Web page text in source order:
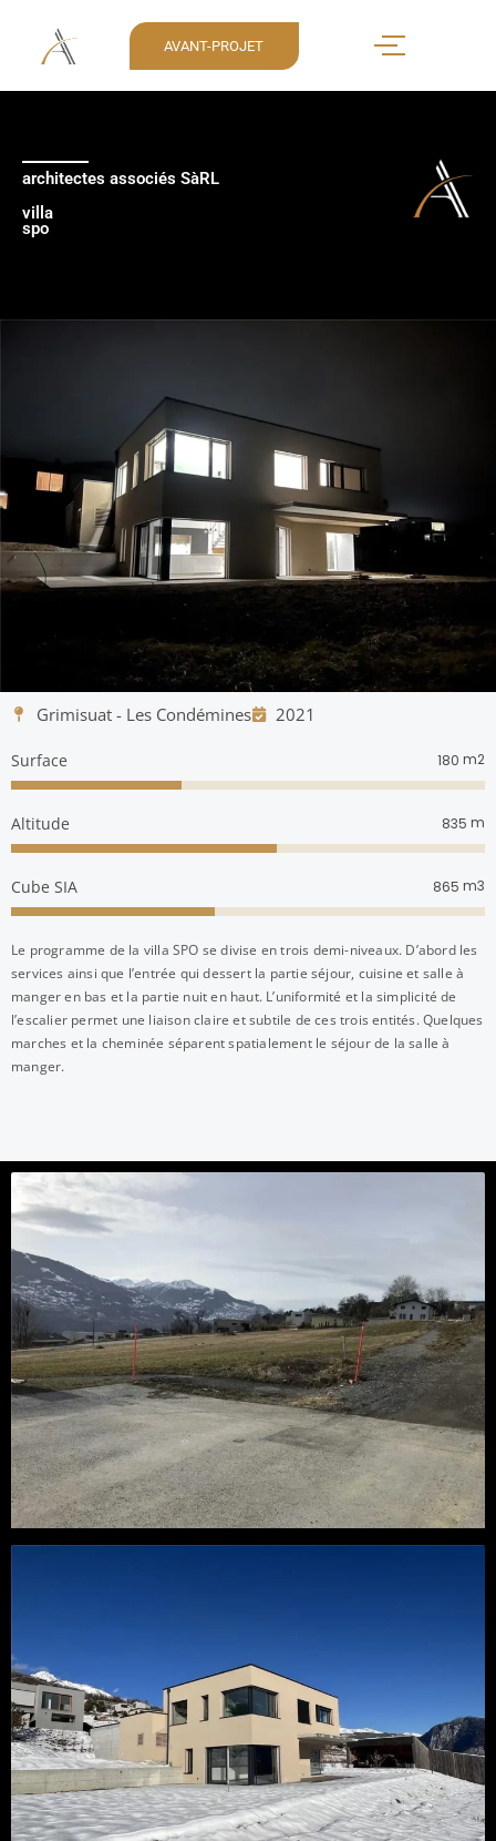
AVANT-PROJET
architectes associés SàRL
villa
spo
Grimisuat - Les Condémines 2021
Surface 180 m2
Altitude 835 m
Cube SIA 865 m3
Le programme de la villa SPO se divise en trois demi-niveaux. D’abord les
services ainsi que l’entrée qui dessert la partie séjour, cuisine et salle à
manger en bas et la partie nuit en haut. L’uniformité et la simplicité de
l’escalier permet une liaison claire et subtile de ces trois entités. Quelques
marches et la cheminée séparent spatialement le séjour de la salle à
manger.